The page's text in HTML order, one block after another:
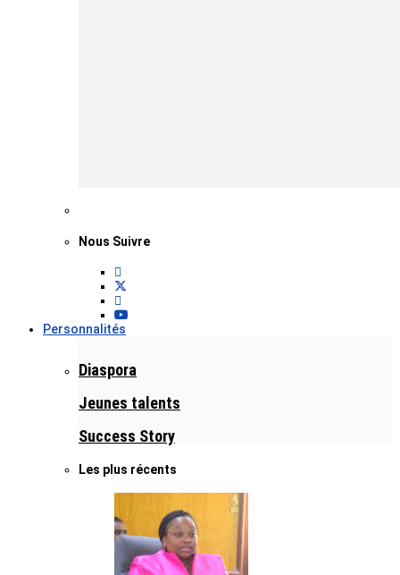
Nous Suivre
Personnalités
Diaspora
Jeunes talents
Success Story
Les plus récents